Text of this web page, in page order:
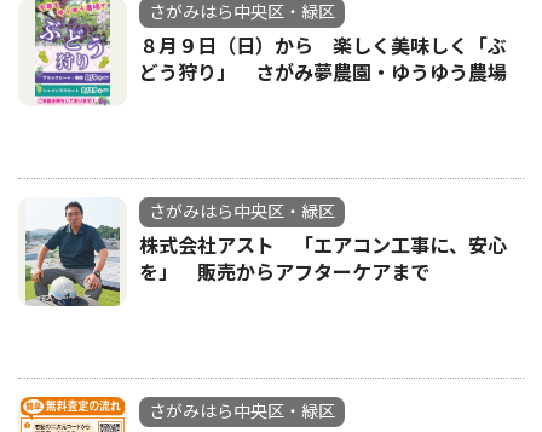
さがみはら中央区・緑区
８月９日（日）から 楽しく美味しく「ぶ
どう狩り」 さがみ夢農園・ゆうゆう農場
さがみはら中央区・緑区
株式会社アスト 「エアコン工事に、安心
を」 販売からアフターケアまで
さがみはら中央区・緑区